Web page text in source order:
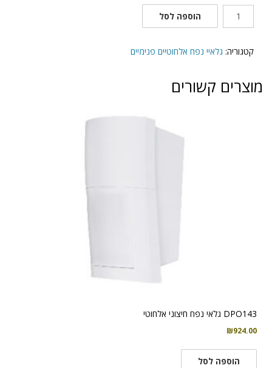
נפח
PIR
הוספה לסל
קטגוריה: גלאיי נפח אלחוטיים פנימיים
מוצרים קשורים
DPO143 גלאי נפח חיצוני אלחוטי
₪924.00
הוספה לסל